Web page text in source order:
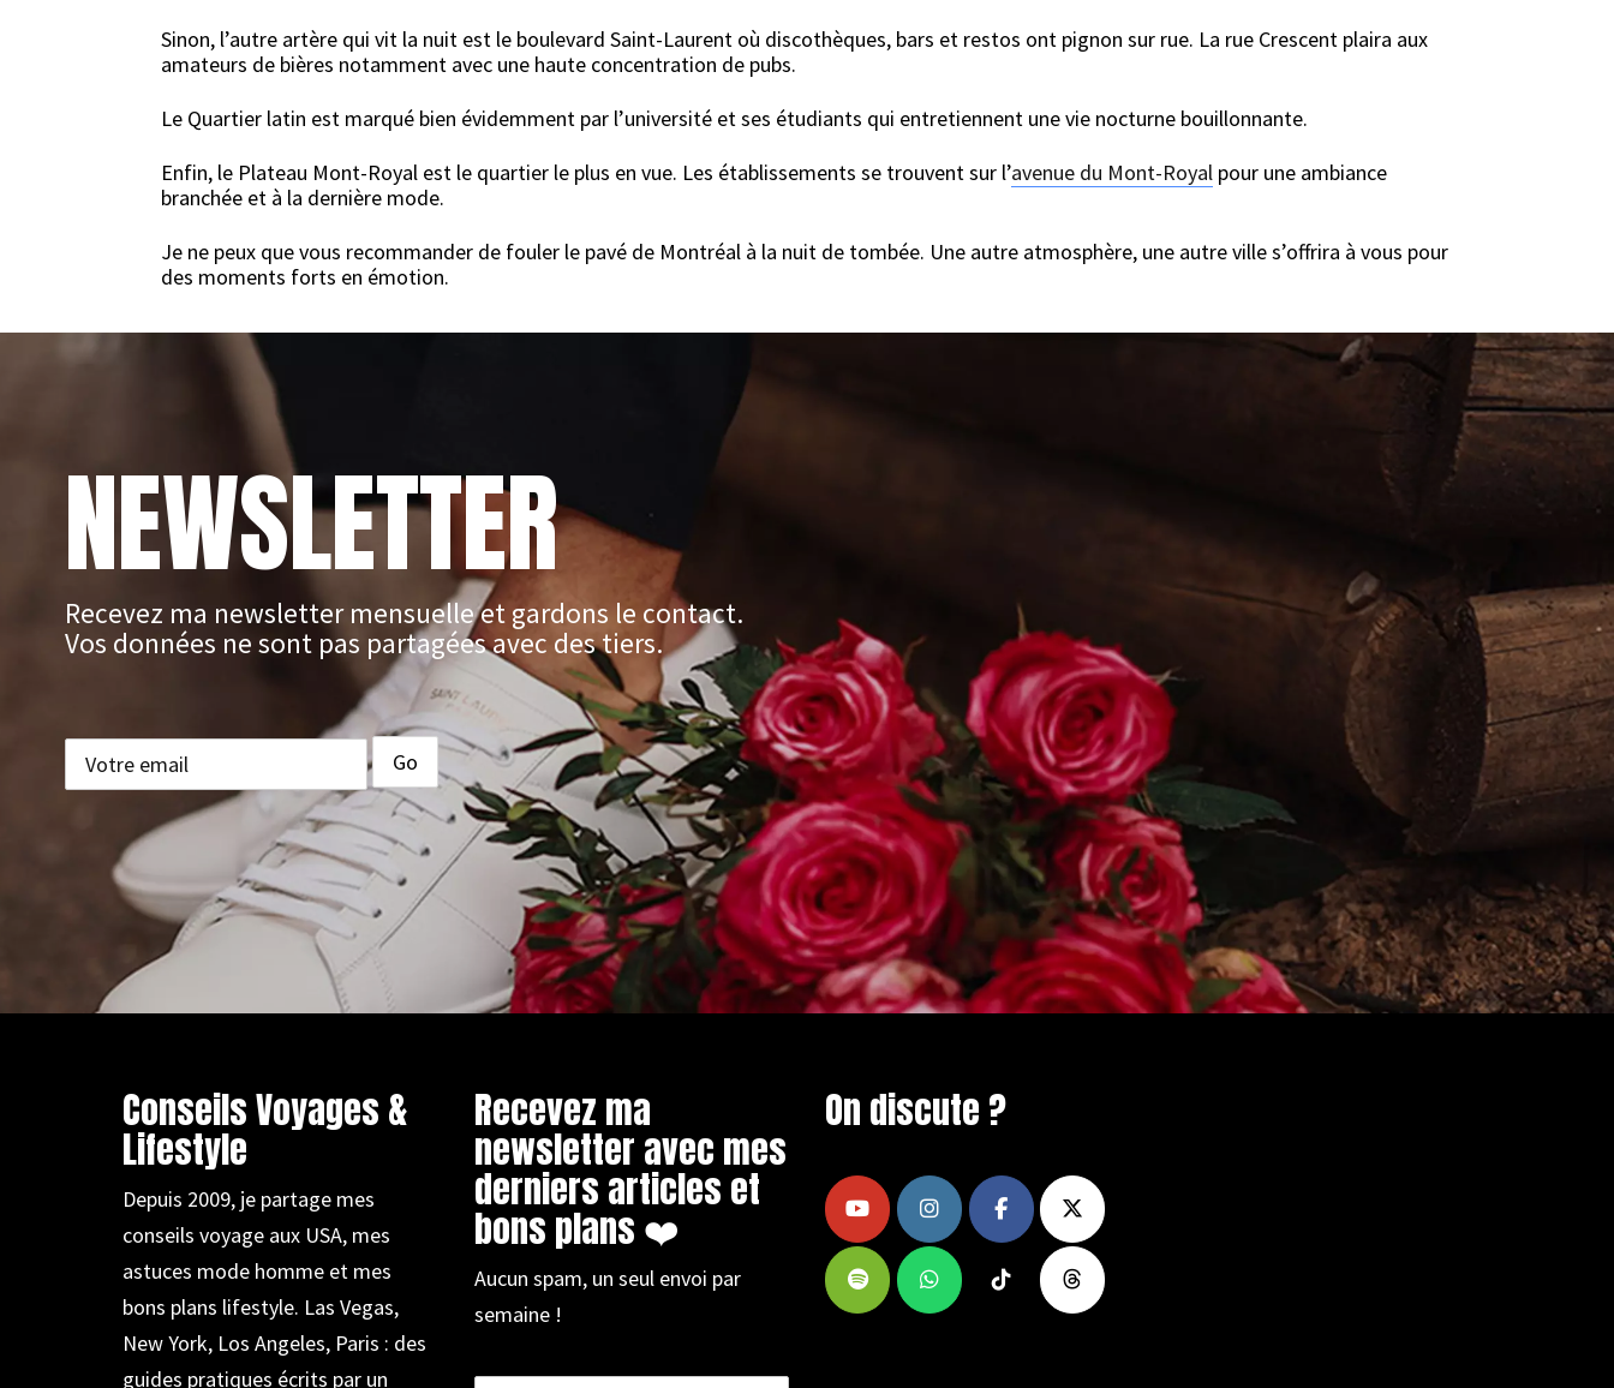
Sinon, l’autre artère qui vit la nuit est le boulevard Saint-Laurent où discothèques, bars et restos ont pignon sur rue. La rue Crescent plaira aux
amateurs de bières notamment avec une haute concentration de pubs.
Le Quartier latin est marqué bien évidemment par l’université et ses étudiants qui entretiennent une vie nocturne bouillonnante.
Enfin, le Plateau Mont-Royal est le quartier le plus en vue. Les établissements se trouvent sur l’avenue du Mont-Royal pour une ambiance
branchée et à la dernière mode.
Je ne peux que vous recommander de fouler le pavé de Montréal à la nuit de tombée. Une autre atmosphère, une autre ville s’offrira à vous pour
des moments forts en émotion.
NEWSLETTER
Recevez ma newsletter mensuelle et gardons le contact.
Vos données ne sont pas partagées avec des tiers.
Conseils Voyages &
Lifestyle
Depuis 2009, je partage mes
conseils voyage aux USA, mes
astuces mode homme et mes
bons plans lifestyle. Las Vegas,
New York, Los Angeles, Paris : des
guides pratiques écrits par un
Recevez ma
newsletter avec mes
derniers articles et
bons plans ❤️
Aucun spam, un seul envoi par
semaine !
On discute ?